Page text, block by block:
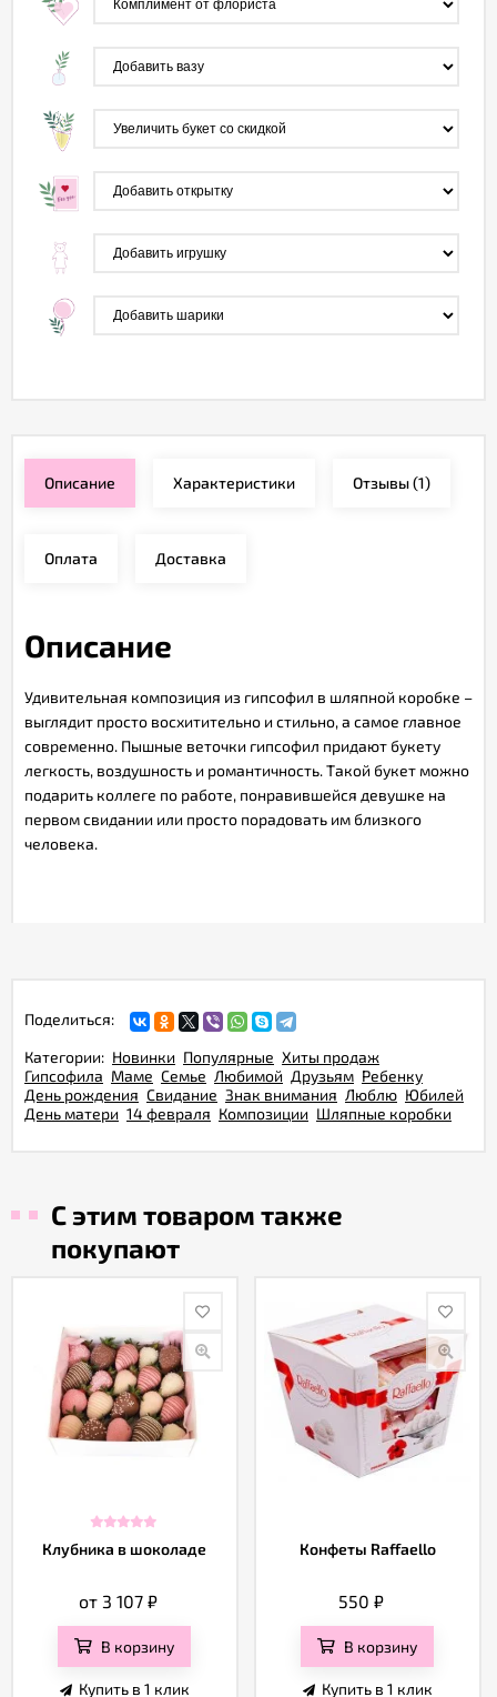
Описание Характеристики Отзывы(1)
Оплата Доставка
Описание
Удивительная композиция из гипcофил в шляпной коробке –
выглядит просто восхитительно и стильно, а самое главное
современно. Пышные веточки гипсофил придают букету
легкость, воздушность и романтичность. Такой букет можно
подарить коллеге по работе, понравившейся девушке на
первом свидании или просто порадовать им близкого
человека.
Поделиться:
Категории: Новинки Популярные Хиты продаж
Гипсофила Маме Семье Любимой Друзьям Ребенку
День рождения Свидание Знак внимания Люблю Юбилей
День матери 14 февраля Композиции Шляпные коробки
С этим товаром также
покупают
Клубника в шоколаде
от 3 107 ₽
В корзину
Купить в 1 клик
Конфеты Raffaello
550 ₽
В корзину
Купить в 1 клик